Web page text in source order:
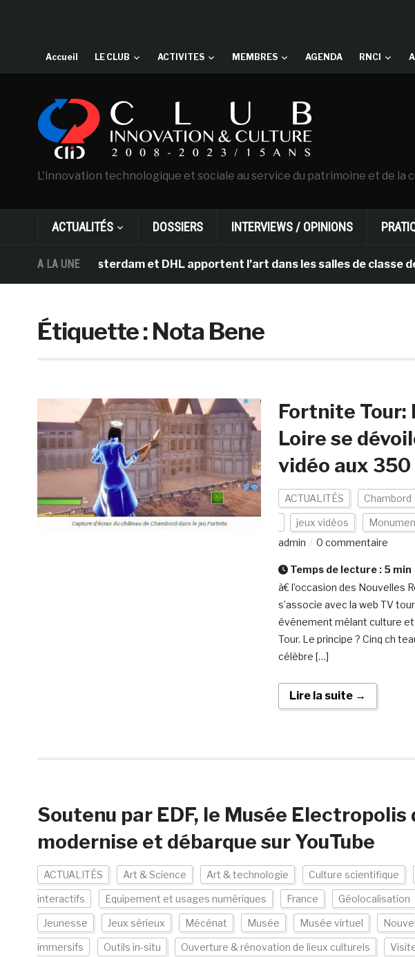
Accueil LE CLUB ACTIVITES MEMBRES AGENDA RNCI
L'innovation technologique et sociale au service du patrimoine et de la
ACTUALITÉS DOSSIERS INTERVIEWS / OPINIONS
A LA UNE
d’Amsterdam et DHL apportent l’art dans les salles de classe des
Étiquette :Nota Bene
Fortnite Tour:
Loire se
vidéo aux
ACTUALITÉS Chambord
jeux vidéos
admin
0 commentaire
Temps de lecture : 5 min
à€ l’occasion des Nouvelles
s’associe avec la web TV
événement mêlant culture et
Tour. Le principe ? Cinq ch
célèbre […]
Lire la suite →
Soutenu par EDF, le Musée Electropolis
modernise et débarque sur YouTube
ACTUALITÉS Art & Science Art & technologie Culture scientifique
interactifs Equipement et usages numériques France Géolocalisation
Jeunesse Jeux sérieux Mécénat Musée Musée virtuel
immersifs Outils in-situ Ouverture & rénovation de lieux culturels